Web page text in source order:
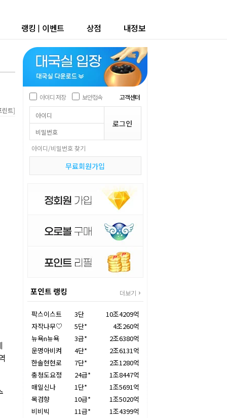
랭킹 | 이벤트 상점 내정보
린트]
아이디 저장 보안접속 고객센터
아이디/비밀번호 찾기
무료회원가입
포인트 랭킹 더보기
팍스이스트 3단
10조4209억
자작나무♡
5단*
4조260억
뉴욕n뉴욕
3급*
2조6380억
운명아비켜
4단*
2조6131억
한솔현현로
7단*
2조1280억
충청도요정
24급*
1조8447억
매일신나
1단*
1조5691억
목검향
10급*
1조5020억
비비빅
11급*
1조4399억